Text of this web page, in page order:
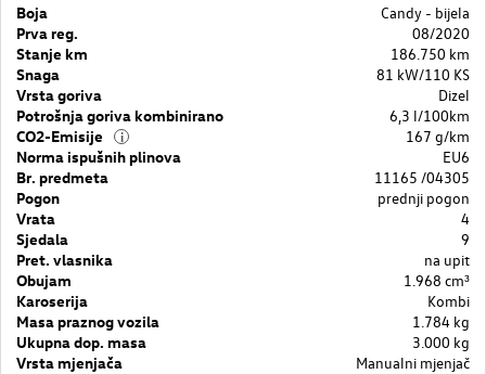
Boja
Candy - bijela
Prva reg.
08/2020
Stanje km
186.750 km
Snaga
81 kW/110 KS
Vrsta goriva
Dizel
Potrošnja goriva kombinirano
6,3 l/100km
CO2-Emisije
i
167 g/km
Norma ispušnih plinova
EU6
Br. predmeta
11165 /04305
Pogon
prednji pogon
Vrata
4
Sjedala
9
Pret. vlasnika
na upit
Obujam
1.968 cm³
Karoserija
Kombi
Masa praznog vozila
1.784 kg
Ukupna dop. masa
3.000 kg
Vrsta mjenjača
Manualni mjenjač